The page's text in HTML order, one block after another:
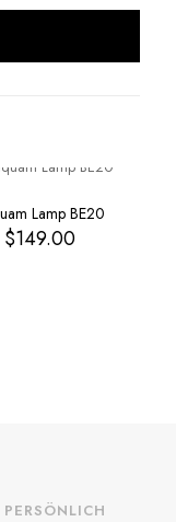
Lamp BE20
$149.00